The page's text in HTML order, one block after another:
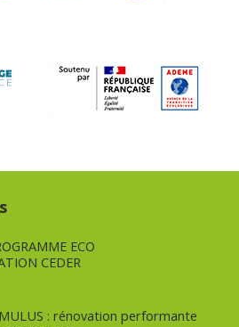
ECO
CEDER
: rénovation performante